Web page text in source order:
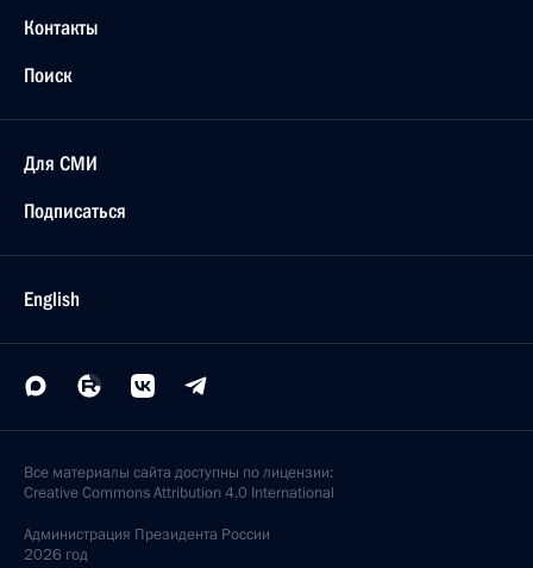
Контакты
Поиск
Для СМИ
Подписаться
English
Все материалы сайта доступны по лицензии:
Creative Commons Attribution 4.0 International
Администрация Президента России
2026 год